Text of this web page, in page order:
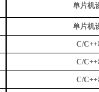
单片机
单片机
C/
C/
C/